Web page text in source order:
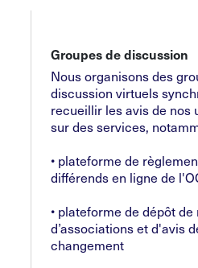
Groupes de discussion
Nous organisons des
discussion virtuels
recueillir les avis de nos
sur des services,
• plateforme de
différends en ligne de
• plateforme de dépôt
d’associations et d'avis
changement